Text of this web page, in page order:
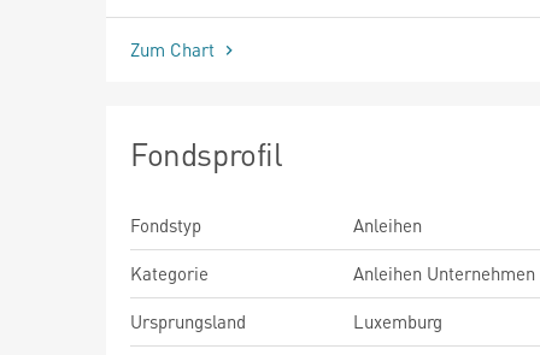
seit Beginn
Zum Chart
Fondsprofil
Fondstyp
Anleihen
Kategorie
Anleihen Unternehmen
Ursprungsland
Luxemburg